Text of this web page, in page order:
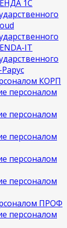
1С
IT
КОРП
персоналом
персоналом
персоналом
персоналом
персоналом
ПРОФ
персоналом